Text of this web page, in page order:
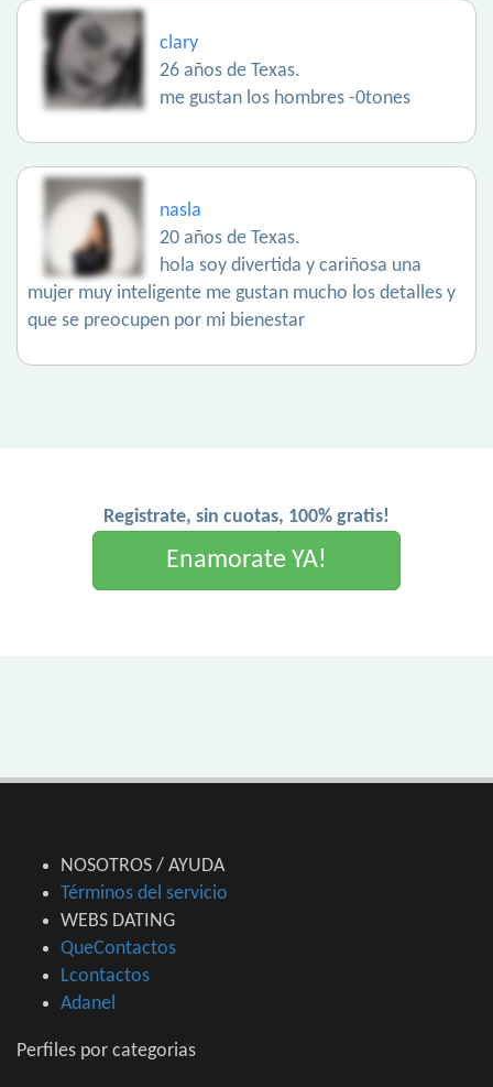
clary
26 años de Texas.
me gustan los hombres -0tones
nasla
20 años de Texas.
hola soy divertida y cariñosa una
mujer muy inteligente me gustan mucho los detalles y
que se preocupen por mi bienestar
Registrate, sin cuotas, 100% gratis!
Enamorate YA!
NOSOTROS / AYUDA
Términos del servicio
WEBS DATING
QueContactos
Lcontactos
Adanel
Perfiles por categorias